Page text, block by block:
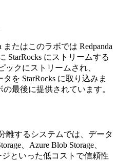
またはこのラボでは Redpanda
StarRocks にストリームする
ックにストリームされ、
を StarRocks に取り込みま
最後に提供されています。
離するシステムでは、データ
、Azure Blob Storage、
といった低コストで信頼性